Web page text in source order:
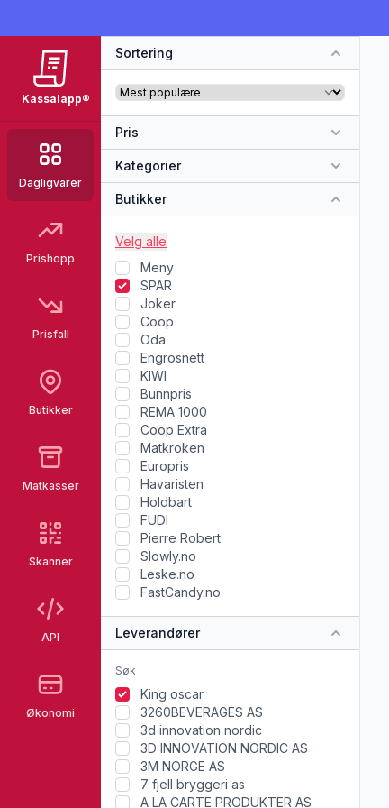
Kassalapp®
Dagligvarer
Prishopp
Prisfall
Butikker
Matkasser
Skanner
API
Økonomi
Sortering
Pris
Kategorier
Butikker
Velg alle
Meny
SPAR
Joker
Coop
Oda
Engrosnett
KIWI
Bunnpris
REMA 1000
Coop Extra
Matkroken
Europris
Havaristen
Holdbart
FUDI
Pierre Robert
Slowly.no
Leske.no
FastCandy.no
Leverandører
King oscar
3260BEVERAGES AS
3d innovation nordic
3D INNOVATION NORDIC AS
3M NORGE AS
7 fjell bryggeri as
A LA CARTE PRODUKTER AS